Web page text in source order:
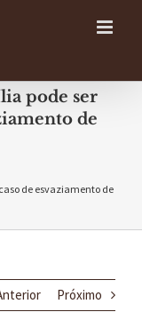
pode ser
de
de esvaziamento de
Próximo